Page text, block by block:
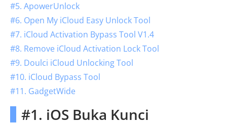
#5. ApowerUnlock
#6. Open My iCloud Easy Unlock Tool
#7. iCloud Activation Bypass Tool V1.4
#8. Remove iCloud Activation Lock Tool
#9. Doulci iCloud Unlocking Tool
#10. iCloud Bypass Tool
#11. GadgetWide
#1. iOS Buka Kunci